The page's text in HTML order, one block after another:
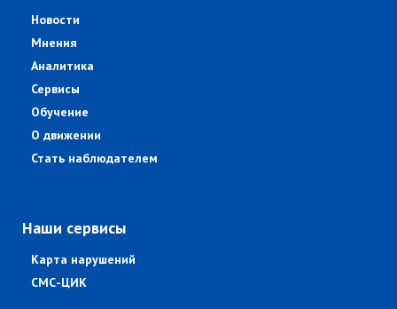
Новости
Мнения
Аналитика
Сервисы
Обучение
О движении
Стать наблюдателем
Наши сервисы
Карта нарушений
СМС-ЦИК